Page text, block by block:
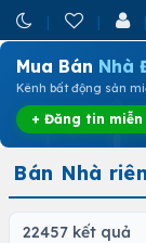
Mua Bán Nhà
Kênh bất động sản
+ Đăng tin miễn
Bán Nhà
22457 kết quả